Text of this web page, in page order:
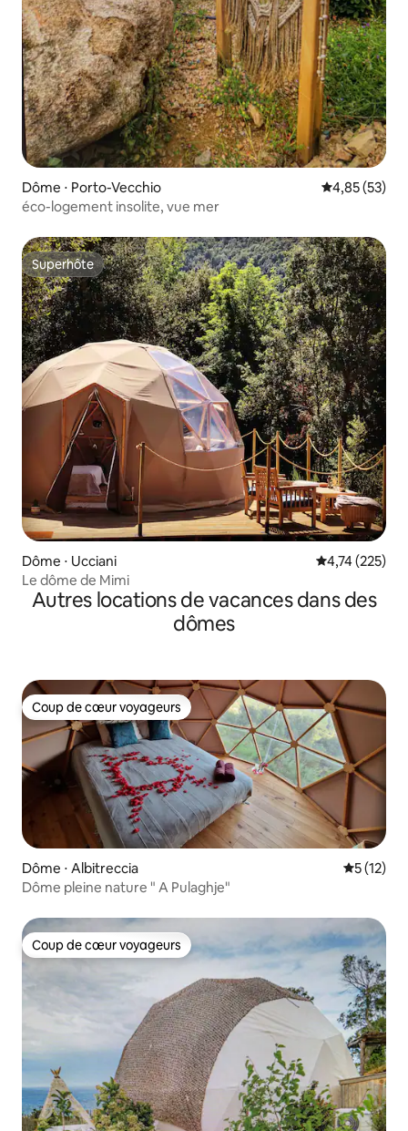
Dôme ⋅ Porto-Vecchio Évaluation
4,85 (53)
éco-logement insolite, vue mer
Superhôte
Superhôte
Dôme ⋅ Ucciani Évaluation
4,74 (225)
Le dôme de Mimi
Autres locations de vacances dans des
dômes
Coup de cœur voyageurs
Coup de cœur voyageurs
Dôme ⋅ Albitreccia
5 (12)
Dôme pleine nature " A Pulaghje"
Coup de cœur voyageurs
Coup de cœur voyageurs